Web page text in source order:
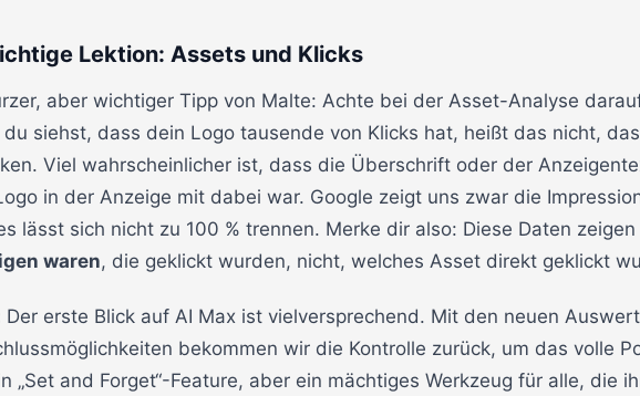
Lektion: Assets und Klicks
aber wichtiger Tipp von Malte: Achte bei der Asset-Analyse
du siehst, dass dein Logo tausende von Klicks hat, heißt das nicht,
Viel wahrscheinlicher ist, dass die Überschrift oder der
in der Anzeige mit dabei war. Google zeigt uns zwar die
lässt sich nicht zu 100 % trennen. Merke dir also: Diese Daten zeigen
waren, die geklickt wurden, nicht, welches Asset direkt geklickt
Der erste Blick auf AI Max ist vielversprechend. Mit den neuen
bekommen wir die Kontrolle zurück, um das volle
„Set and Forget“-Feature, aber ein mächtiges Werkzeug für alle, die